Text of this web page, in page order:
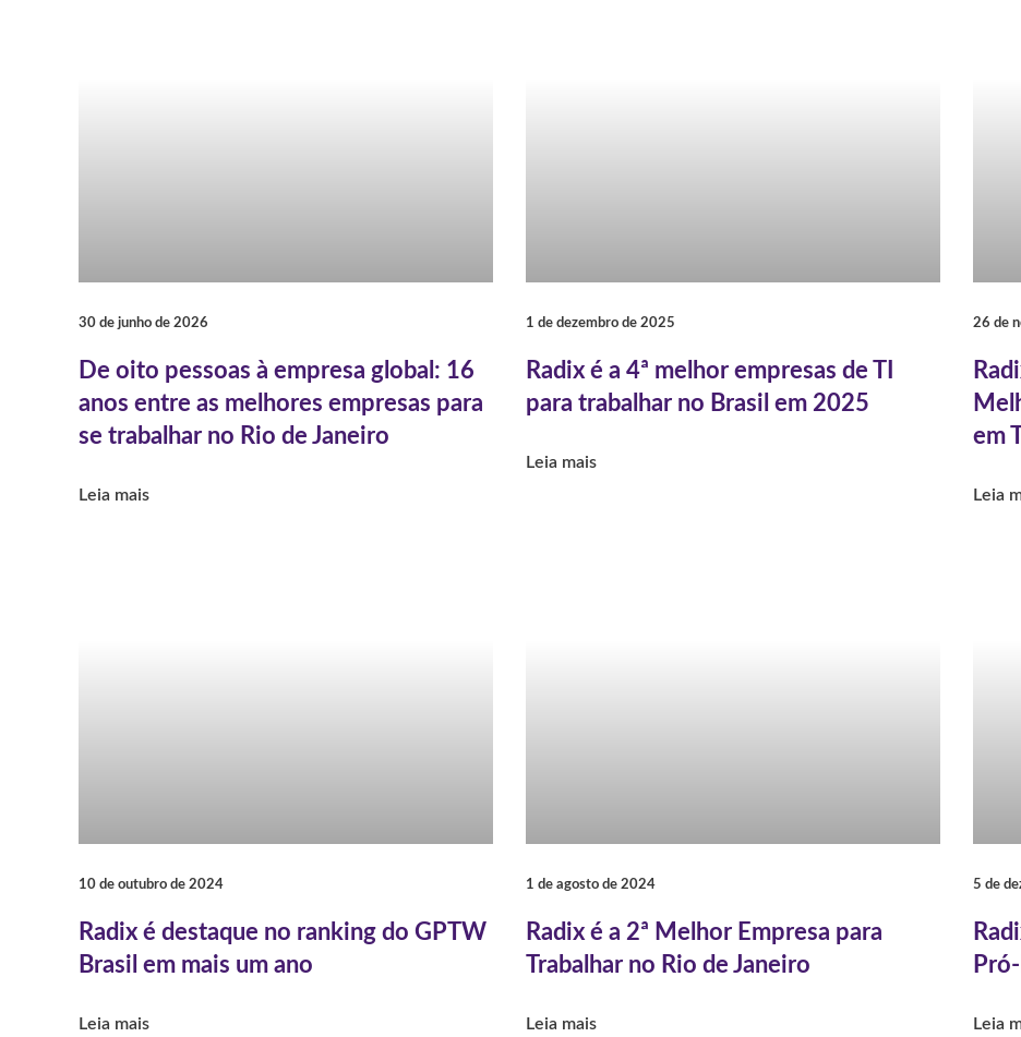
De oito pessoas à empresa global: 16
anos entre as melhores empresas para
se trabalhar no Rio de Janeiro
Leia mais
30 de junho de 2026
Radix é a 4ª melhor empresas de TI
para trabalhar no Brasil em 2025
Leia mais
1 de dezembro de 2025
em
Leia
26 de
Radix é destaque no ranking do GPTW
Brasil em mais um ano
Leia mais
10 de outubro de 2024
Radix é a 2ª Melhor Empresa para
Trabalhar no Rio de Janeiro
Leia mais
1 de agosto de 2024
Leia
5 de